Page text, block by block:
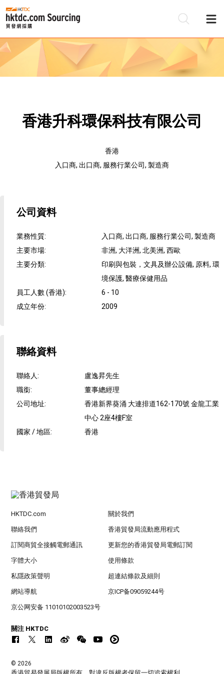
香港升科環保科技有限公司
香港
入口商, 出口商, 服務行業公司, 製造商
公司資料
業務性質:
入口商, 出口商, 服務行業公司, 製造商
主要市場:
非洲, 大洋洲, 北美洲, 西歐
主要分類:
印刷與包裝，文具及辦公設備, 原料, 環
境保護, 醫療保健用品
員工人數 (香港):
6 - 10
成立年份: 2009
聯絡資料
聯絡人:
盧逸昇先生
職銜:
董事總經理
公司地址:
香港新界葵涌 大連排道162-170號 金龍工業
中心 2座4樓F室
國家 / 地區: 香港
HKTDC.com 關於我們
聯絡我們 香港貿發局流動應用程式
訂閱商貿全接觸電郵通訊 更新您的香港貿發局電郵訂閱
字體大小 使用條款
私隱政策聲明 超連結條款及細則
網站導航 京ICP备09059244号
京公网安备 11010102003523号
關注 HKTDC
© 2026